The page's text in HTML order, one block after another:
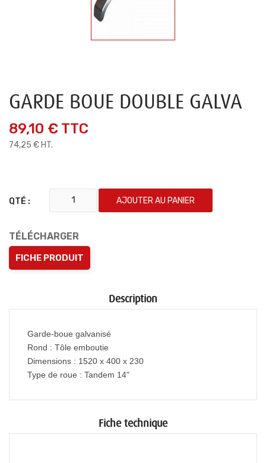
GARDE BOUE DOUBLE GALVA
89,10 € TTC
74,25 € HT.
QTÉ : AJOUTER AU PANIER
TÉLÉCHARGER
FICHE PRODUIT
Description
Garde-boue galvanisé
Rond : Tôle emboutie
Dimensions : 1520 x 400 x 230
Type de roue : Tandem 14"
Fiche technique